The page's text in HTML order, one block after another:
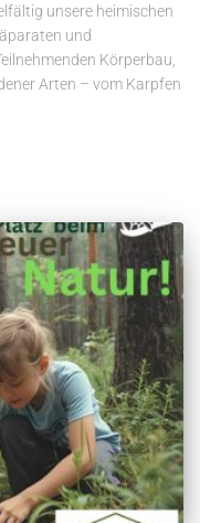
unsere heimischen
und
Körperbau,
Arten – vom Karpfen